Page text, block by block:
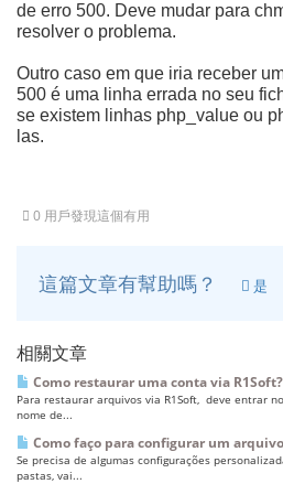
de erro 500. Deve mudar para
resolver o problema.
Outro caso em que iria receber
500 é uma linha errada no seu
se existem linhas php_value ou
las.
0 用戶發現這個有用
這篇文章有幫助嗎？ 是
相關文章
Como restaurar uma conta via R1Soft?
Para restaurar arquivos via R1Soft, deve entrar
nome de...
Como faço para configurar um
Se precisa de algumas configurações
pastas, vai...